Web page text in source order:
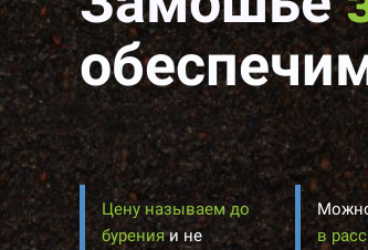
Цену называем до
буренияи не
в